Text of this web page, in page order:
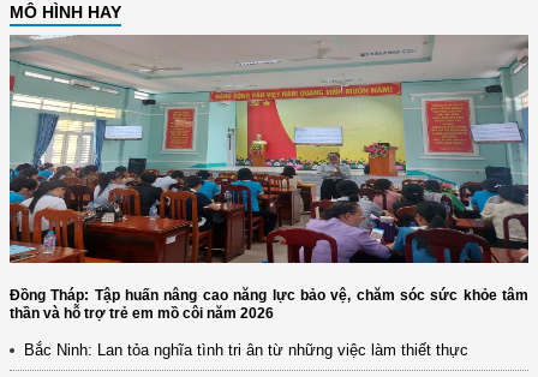
MÔ HÌNH HAY
Đồng Tháp: Tập huấn nâng cao năng lực bảo vệ, chăm sóc sức khỏe tâm
thần và hỗ trợ trẻ em mồ côi năm 2026
Bắc Ninh: Lan tỏa nghĩa tình tri ân từ những việc làm thiết thực